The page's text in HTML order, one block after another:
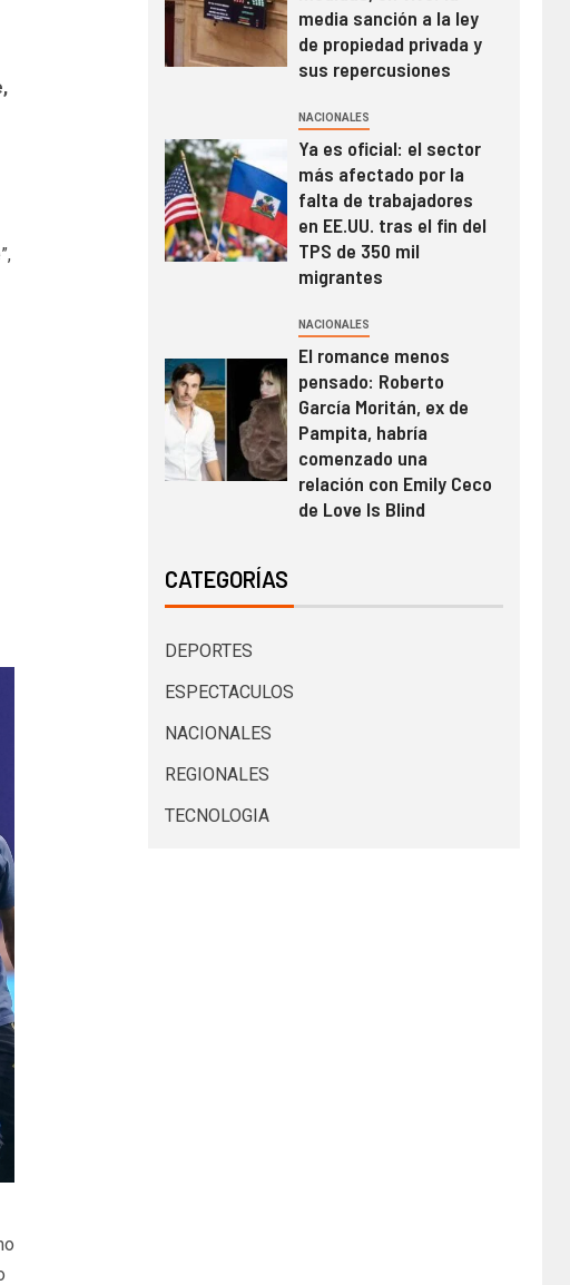
media sanción a la ley
de propiedad privada y
sus repercusiones
NACIONALES
Ya es oficial: el sector
más afectado por la
falta de trabajadores
en EE.UU. tras el fin del
TPS de 350 mil
migrantes
NACIONALES
El romance menos
pensado: Roberto
García Moritán, ex de
Pampita, habría
comenzado una
relación con Emily Ceco
de Love Is Blind
CATEGORÍAS
DEPORTES
ESPECTACULOS
NACIONALES
REGIONALES
TECNOLOGIA